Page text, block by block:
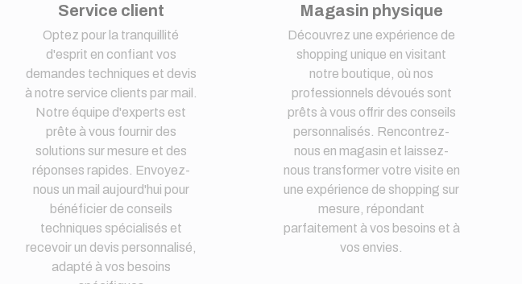
Service client
Optez pour la tranquillité
d'esprit en confiant vos
demandes techniques et devis
à notre service clients par mail.
Notre équipe d'experts est
prête à vous fournir des
solutions sur mesure et des
réponses rapides. Envoyez-
nous un mail aujourd'hui pour
bénéficier de conseils
techniques spécialisés et
recevoir un devis personnalisé,
adapté à vos besoins
Magasin physique
Découvrez une expérience de
shopping unique en visitant
notre boutique, où nos
professionnels dévoués sont
prêts à vous offrir des conseils
personnalisés. Rencontrez-
nous en magasin et laissez-
nous transformer votre visite en
une expérience de shopping sur
mesure, répondant
parfaitement à vos besoins et à
vos envies.